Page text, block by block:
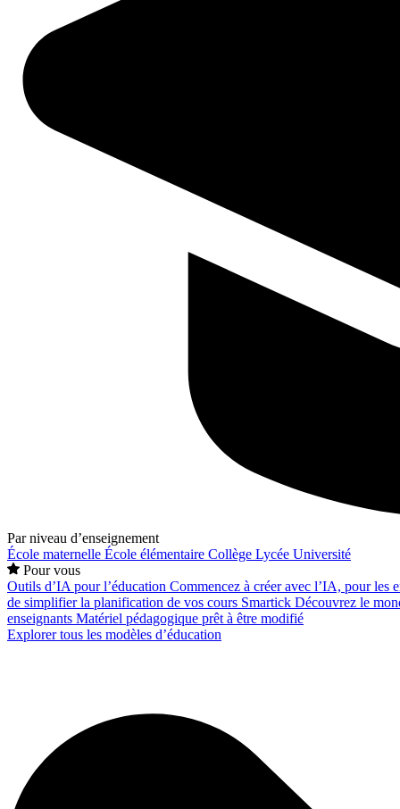
Par niveau d’enseignement
École maternelle École élémentaire Collège Lycée Université
Pour vous
Outils d’IA pour l’éducation Commencez à créer avec l’IA, pour les
de simplifier la planification de vos cours Smartick Découvrez le
enseignants Matériel pédagogique prêt à être modifié
Explorer tous les modèles d’éducation